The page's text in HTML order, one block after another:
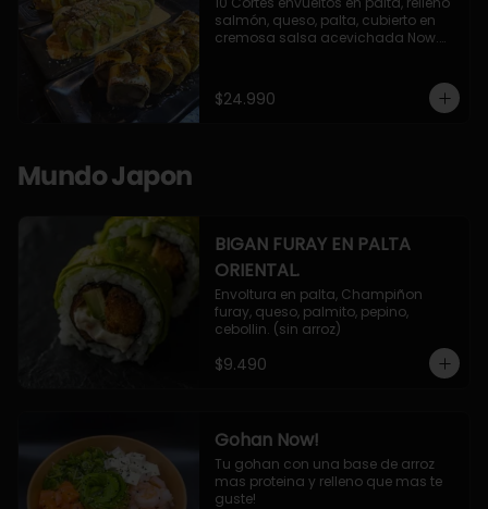
salmón, queso, palta, cubierto en
cremosa salsa acevichada Now.
palta, cubierto con topping de
chimichurri de la casa flambeado.
$24.990
Mundo Japon
BIGAN FURAY EN PALTA
ORIENTAL.
Envoltura en palta, Champiñon
furay, queso, palmito, pepino,
cebollin. (sin arroz)
$9.490
Gohan Now!
Tu gohan con una base de arroz
mas proteina y relleno que mas te
guste!